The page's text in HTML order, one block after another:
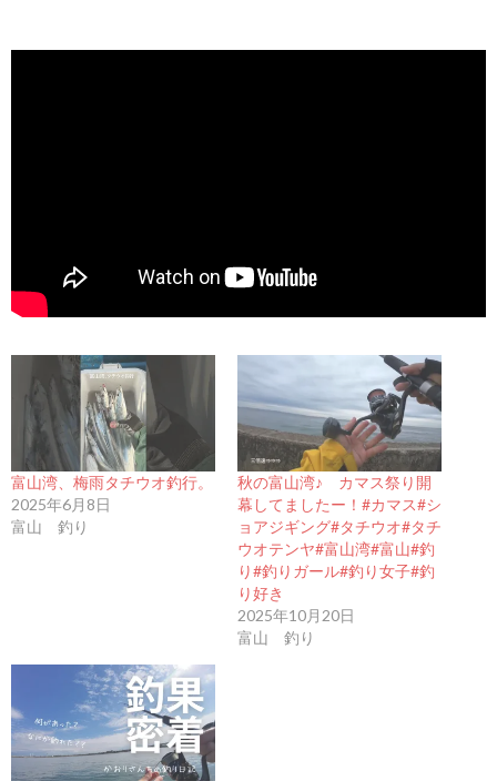
富山湾、梅雨タチウオ釣行。
2025年6月8日
富山 釣り
秋の富山湾♪ カマス祭り開
幕してましたー！#カマス#シ
ョアジギング#タチウオ#タチ
ウオテンヤ#富山湾#富山#釣
り#釣りガール#釣り女子#釣
り好き
2025年10月20日
富山 釣り